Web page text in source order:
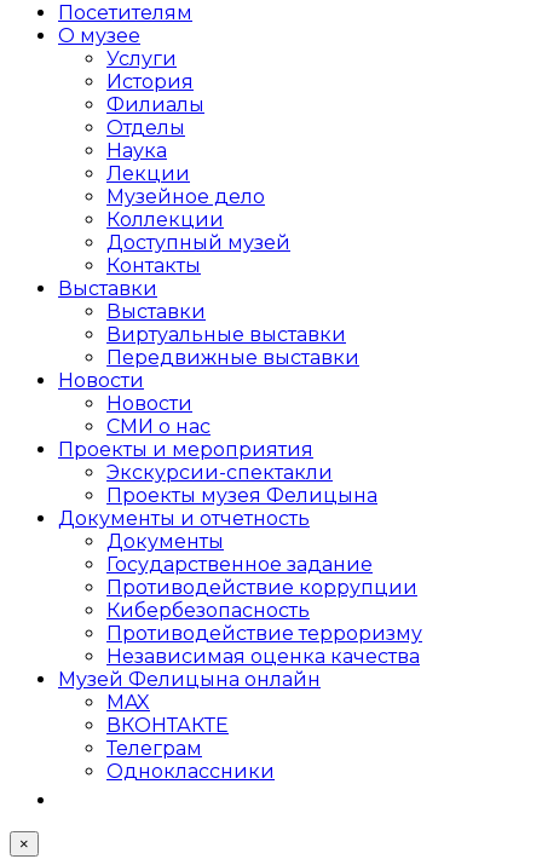
Посетителям
О музее
Услуги
История
Филиалы
Отделы
Наука
Лекции
Музейное дело
Коллекции
Доступный музей
Контакты
Выставки
Выставки
Виртуальные выставки
Передвижные выставки
Новости
Новости
СМИ о нас
Проекты и мероприятия
Экскурсии-спектакли
Проекты музея Фелицына
Документы и отчетность
Документы
Государственное задание
Противодействие коррупции
Кибер­безопасность
Противодействие терроризму
Независимая оценка качества
Музей Фелицына онлайн
MAX
ВКОНТАКТЕ
Телеграм
Одноклассники
×